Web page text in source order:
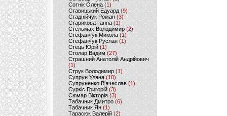
Сотнік Олена(1)
Ставицький Едуард (9)
Стаднійчук Роман(3)
Старикова Ганна (1)
Стельмах Володимир(2)
Стефанчук Микола (1)
Стефанчук Руслан (1)
Стець Юрій (1)
Столар Вадим(27)
Страшний Анатолій Андрійович
(1)
Струк Володимир (1)
Супрун Уляна (10)
Супруненко В'ячеслав (1)
Суркіс Григорій (3)
Сюмар Вікторія (3)
Табачник Дмитро (6)
Табачник Ян(1)
Тарасюк Валерій (2)